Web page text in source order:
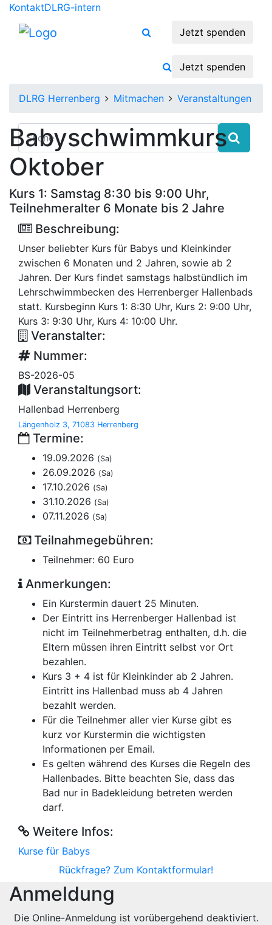
KontaktDLRG-intern
Jetzt spenden
Jetzt spenden
DLRG Herrenberg Mitmachen Veranstaltungen
Babyschwimmkurs
Oktober
Kurs 1: Samstag 8:30 bis 9:00 Uhr,
Teilnehmeralter 6 Monate bis 2 Jahre
Beschreibung:
Unser beliebter Kurs für Babys und Kleinkinder
zwischen 6 Monaten und 2 Jahren, sowie ab 2
Jahren. Der Kurs findet samstags halbstündlich im
Lehrschwimmbecken des Herrenberger Hallenbads
statt. Kursbeginn Kurs 1: 8:30 Uhr, Kurs 2: 9:00 Uhr,
Kurs 3: 9:30 Uhr, Kurs 4: 10:00 Uhr.
Veranstalter:
Nummer:
BS-2026-05
Veranstaltungsort:
Hallenbad Herrenberg
Längenholz 3, 71083 Herrenberg
Termine:
19.09.2026 (Sa)
26.09.2026 (Sa)
17.10.2026 (Sa)
31.10.2026 (Sa)
07.11.2026 (Sa)
Teilnahmegebühren:
Teilnehmer: 60 Euro
Anmerkungen:
Ein Kurstermin dauert 25 Minuten.
Der Eintritt ins Herrenberger Hallenbad ist
nicht im Teilnehmerbetrag enthalten, d.h. die
Eltern müssen ihren Eintritt selbst vor Ort
bezahlen.
Kurs 3 + 4 ist für Kleinkinder ab 2 Jahren.
Eintritt ins Hallenbad muss ab 4 Jahren
bezahlt werden.
Für die Teilnehmer aller vier Kurse gibt es
kurz vor Kurstermin die wichtigsten
Informationen per Email.
Es gelten während des Kurses die Regeln des
Hallenbades. Bitte beachten Sie, dass das
Bad nur in Badekleidung betreten werden
darf.
Weitere Infos:
Kurse für Babys
Rückfrage? Zum Kontaktformular!
Anmeldung
Die Online-Anmeldung ist vorübergehend deaktiviert.